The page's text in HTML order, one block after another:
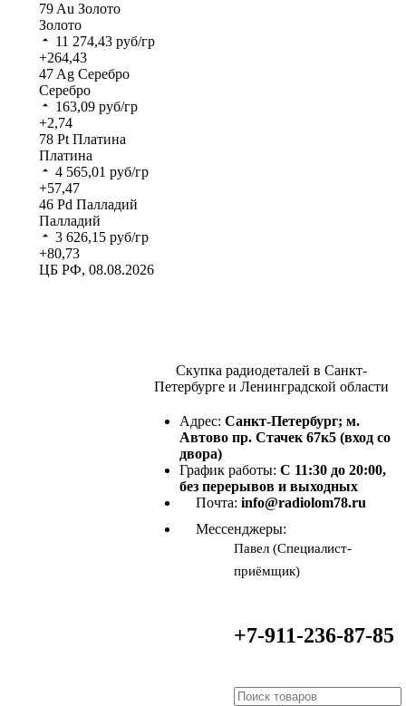
79Au Золото
Золото
11 274,43 руб/гр
+264,43
47Ag Серебро
Серебро
163,09 руб/гр
+2,74
78 Pt Платина
Платина
4 565,01 руб/гр
+57,47
46 Pd Палладий
Палладий
3 626,15 руб/гр
+80,73
ЦБ РФ, 08.08.2026
Скупка радиодеталей в Санкт-
Петербурге и Ленинградской области
Адрес: Санкт-Петербург; м.
Автово пр. Стачек 67к5 (вход со
двора)
График работы: С 11:30 до 20:00,
без перерывов и выходных
Почта: info@radiolom78.ru
Мессенджеры:
Павел (Специалист-
приёмщик)
+7-911-236-87-85